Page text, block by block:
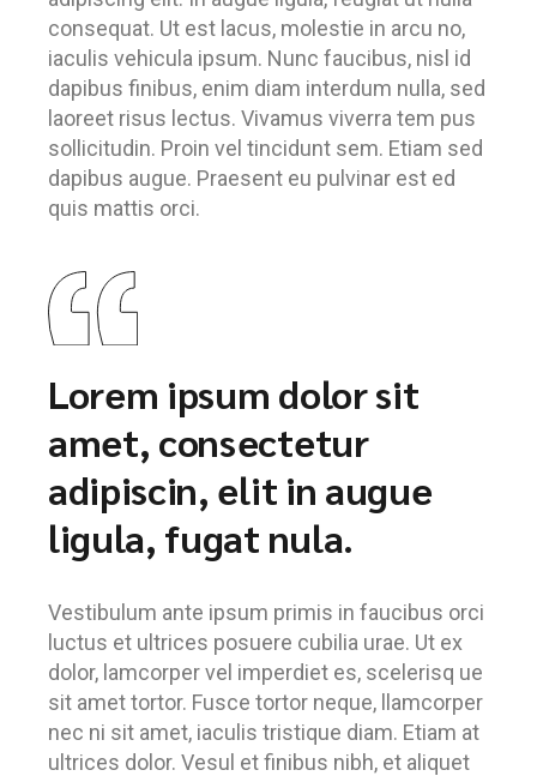
consequat. Ut est lacus, molestie in arcu no,
iaculis vehicula ipsum. Nunc faucibus, nisl id
dapibus finibus, enim diam interdum nulla, sed
laoreet risus lectus. Vivamus viverra tem pus
sollicitudin. Proin vel tincidunt sem. Etiam sed
dapibus augue. Praesent eu pulvinar est ed
quis mattis orci.
Lorem ipsum dolor sit
amet, consectetur
adipiscin, elit in augue
ligula, fugat nula.
Vestibulum ante ipsum primis in faucibus orci
luctus et ultrices posuere cubilia urae. Ut ex
dolor, lamcorper vel imperdiet es, scelerisq ue
sit amet tortor. Fusce tortor neque, llamcorper
nec ni sit amet, iaculis tristique diam. Etiam at
ultrices dolor. Vesul et finibus nibh, et aliquet